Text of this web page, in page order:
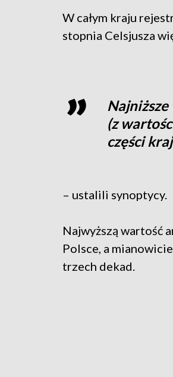
W całym kraju
stopnia Celsjusza
(z
części
– ustalili synoptycy.
Najwyższą wartość
Polsce, a
trzech dekad.